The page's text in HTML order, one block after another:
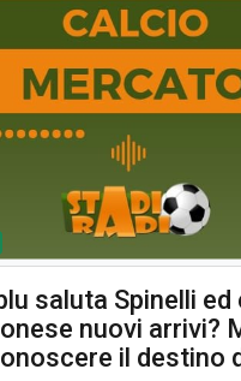
saluta Spinelli
nuovi arrivi?
il destino